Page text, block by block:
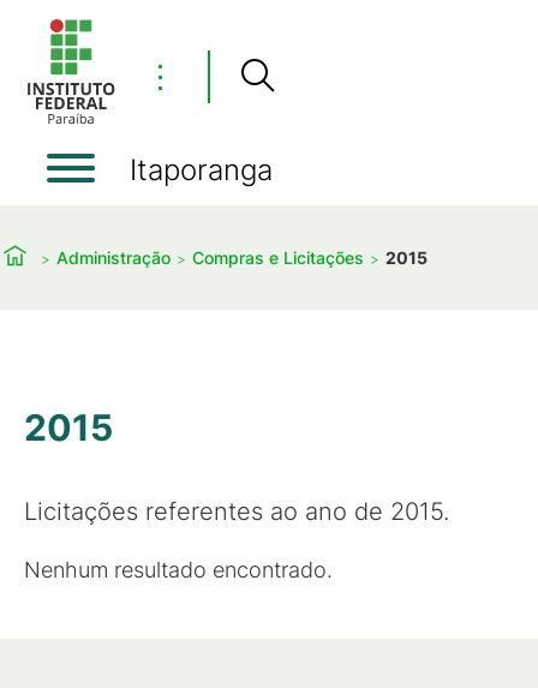
⋮
Itaporanga
Administração Compras e Licitações 2015
2015
Licitações referentes ao ano de 2015.
Nenhum resultado encontrado.